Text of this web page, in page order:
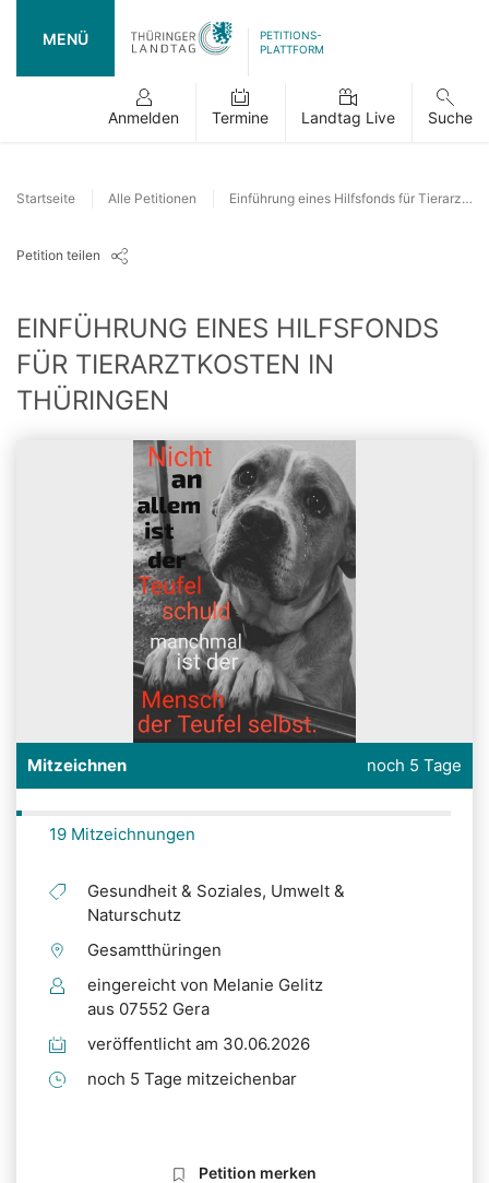
MENÜ
PETITIONS-
PLATTFORM
Anmelden Termine Landtag Live Suche
Startseite Alle Petitionen Einführung eines Hilfsfonds für Tierarztkosten in Thüringen
Petition teilen
EINFÜHRUNG EINES HILFSFONDS
FÜR TIERARZTKOSTEN IN
THÜRINGEN
Mitzeichnen noch 5 Tage
19 Mitzeichnungen
Gesundheit & Soziales, Umwelt &
Naturschutz
Gesamtthüringen
eingereicht von Melanie Gelitz
aus 07552 Gera
veröffentlicht am 30.06.2026
noch 5 Tage mitzeichenbar
Petition merken